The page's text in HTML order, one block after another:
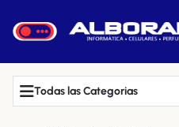
Todas las Categorias